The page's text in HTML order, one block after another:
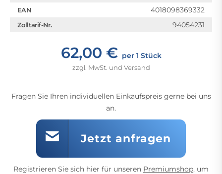
EAN 4018098369332
Zolltarif-Nr. 94054231
62,00 € per 1 Stück
zzgl. MwSt. und Versand
Fragen Sie Ihren individuellen Einkaufspreis gerne bei uns
an.
Jetzt anfragen
Registrieren Sie sich hier für unseren Premiumshop, um